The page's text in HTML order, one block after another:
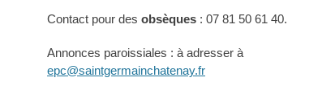
Contact pour des obsèques : 07 81 50 61 40.
Annonces paroissiales : à adresser à
epc@saintgermainchatenay.fr